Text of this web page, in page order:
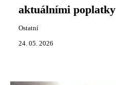
aktuálními poplatky
Ostatní
24. 05. 2026